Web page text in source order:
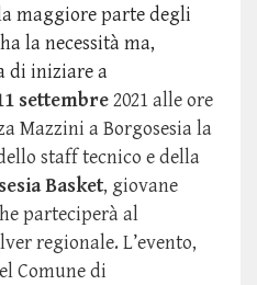
maggiore parte degli
la necessità ma,
di iniziare a
settembre2021 alle ore
Mazzini a Borgosesia la
staff tecnico e della
Basket, giovane
parteciperà al
regionale. L’evento,
Comune di